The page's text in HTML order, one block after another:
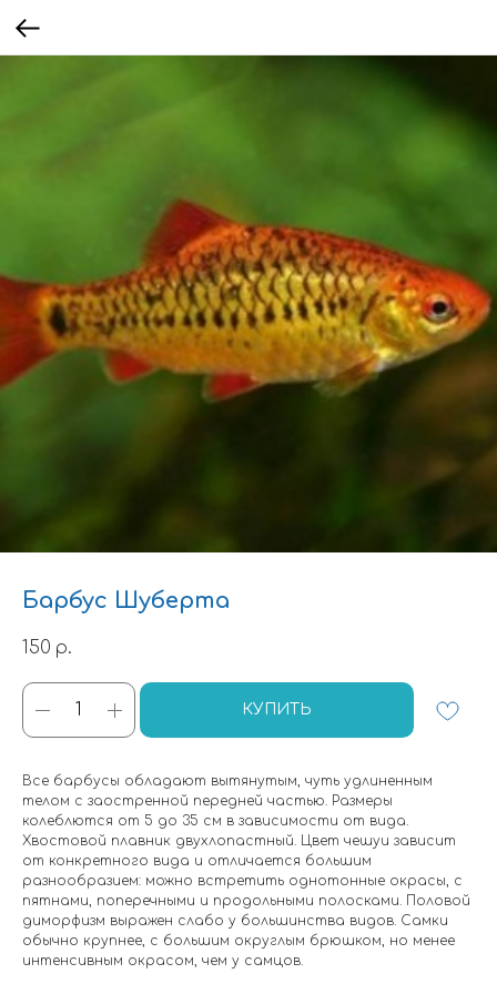
Барбус Шуберта
150 р.
КУПИТЬ
Все барбусы обладают вытянутым, чуть удлиненным
телом с заостренной передней частью. Размеры
колеблются от 5 до 35 см в зависимости от вида.
Хвостовой плавник двухлопастный. Цвет чешуи зависит
от конкретного вида и отличается большим
разнообразием: можно встретить однотонные окрасы, с
пятнами, поперечными и продольными полосками. Половой
диморфизм выражен слабо у большинства видов. Самки
обычно крупнее, с большим округлым брюшком, но менее
интенсивным окрасом, чем у самцов.